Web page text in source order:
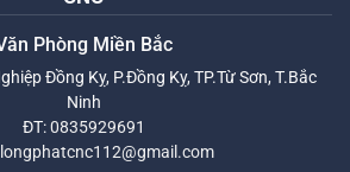
Phòng Miền Bắc
Đồng Kỵ, P.Đồng Kỵ, TP.Từ Sơn, T.Bắc
Ninh
ĐT:0835929691
longphatcnc112@gmail.com